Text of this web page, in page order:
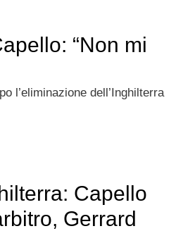
“Non mi
l’eliminazione dell’Inghilterra
Capello
Gerrard